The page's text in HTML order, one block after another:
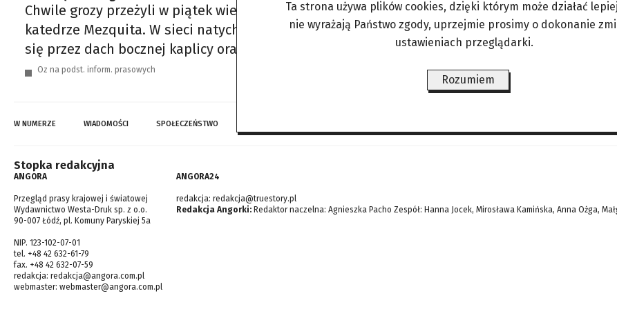
Chwile grozy przeżyli w piątek wieczorem mieszkańcy Kordoby (Hiszpania) oraz
katedrze Mezquita. W sieci natychmiast zaczęto udostępniać zdjęcia i filmy ze zdarzenia, na
się przez dach bocznej kaplicy oraz kłęby dymu wydostające się z budynku. Strażakom udało
Oz na podst. inform. prasowych
W NUMERZE WIADOMOŚCI SPOŁECZEŃSTWO
Stopka redakcyjna
ANGORA
Przegląd prasy krajowej i światowej
Wydawnictwo Westa-Druk sp. z o.o.
90-007 Łódź, pl. Komuny Paryskiej 5a
NIP. 123-102-07-01
tel. +48 42 632-61-79
fax. +48 42 632-07-59
redakcja: redakcja@angora.com.pl
webmaster: webmaster@angora.com.pl
ANGORA24
redakcja: redakcja@truestory.pl
Redakcja Angorki: Redaktor naczelna: Agnieszka Pacho Zespół: Hanna Jocek, Mirosława Kamińska, Anna Ożga,
Ta strona używa plików cookies, dzięki którym może działać
nie wyrażają Państwo zgody, uprzejmie prosimy o dokonanie
ustawieniach przeglądarki.
Rozumiem